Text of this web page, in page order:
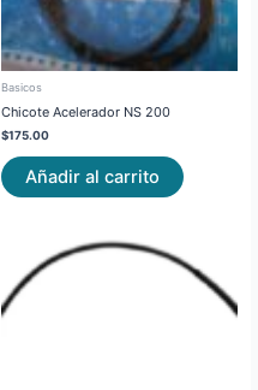
Basicos
Chicote Acelerador NS 200
$175.00
Añadir al carrito